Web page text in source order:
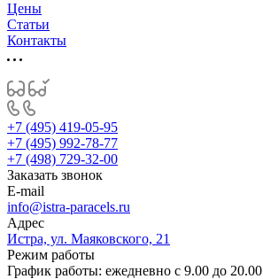
Цены
Статьи
Контакты
+7 (495) 419-05-95
+7 (495) 992-78-77
+7 (498) 729-32-00
Заказать звонок
E-mail
info@istra-paracels.ru
Адрес
Истра, ул. Маяковского, 21
Режим работы
График работы: ежедневно с 9.00 до 20.00